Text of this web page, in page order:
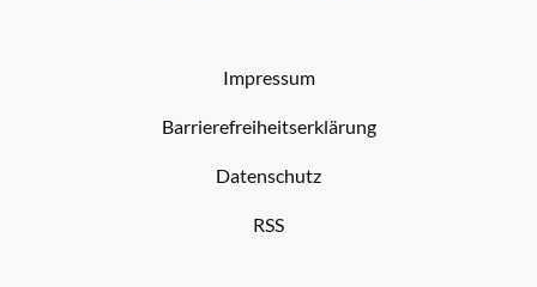
Impressum
Barrierefreiheitserklärung
Datenschutz
RSS